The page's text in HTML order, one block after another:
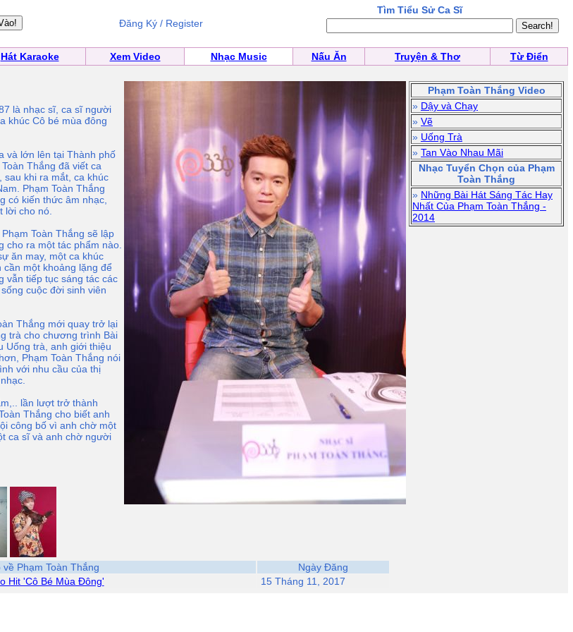
Đăng Ký / Register
Tìm Tiểu Sử Ca Sĩ
Hát Karaoke Xem Video Nhạc Music Nấu Ăn Truyện & Thơ
Từ Điển
là nhạc sĩ, ca sĩ người
khúc Cô bé mùa đông
và lớn lên tại Thành phố
Thắng đã viết ca
sau khi ra mắt, ca khúc
Phạm Toàn Thắng
có kiến thức âm nhạc,
lời cho nó.
Toàn Thắng sẽ lập
cho ra một tác phẩm nào.
ăn may, một ca khúc
một khoảng lặng để
vẫn tiếp tục sáng tác các
cuộc đời sinh viên
Thắng mới quay trở lại
trà cho chương trình Bài
Uống trà, anh giới thiệu
Phạm Toàn Thắng nói
với nhu cầu của thị
lần lượt trở thành
Thắng cho biết anh
công bố vì anh chờ một
ca sĩ và anh chờ người
về Phạm Toàn Thắng
Ngày Đăng
Hit 'Cô Bé Mùa Đông'
15 Tháng 11, 2017
Phạm Toàn Thắng Video
» Dậy và Chạy
» Vẽ
» Uống Trà
» Tan Vào Nhau Mãi
Nhạc Tuyển Chọn của Phạm
Toàn Thắng
» Những Bài Hát Sáng Tác Hay
Nhất Của Phạm Toàn Thắng -
2014